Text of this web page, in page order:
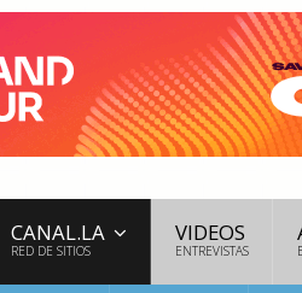
CANAL.LA
RED DE SITIOS
VIDEOS
ENTREVISTAS